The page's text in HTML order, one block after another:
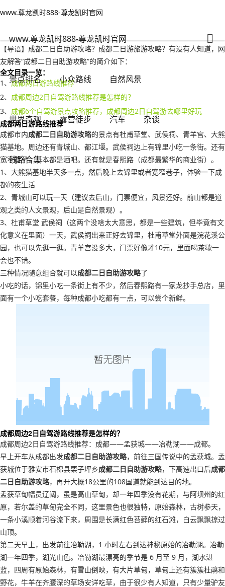
www.尊龙凯时888-尊龙凯时官网
www.尊龙凯时888-尊龙凯时官网
景点排名 小众路线 自然风景
世界奇观 露营徒步 汽车 杂谈
线路合集
www.尊龙凯时888-尊龙凯时官网
成都二日自助游攻略？成都二日游旅游攻略-www.尊龙凯时888
【导语】成都二日自助游攻略？成都二日游旅游攻略？有没有人知道，网
友解答“成都二日自助游攻略”的简介如下：
全文目录一览：
1、成都两日游路线推荐
2、 成都周边2日自驾游路线推荐是怎样的？
3、 成都6个自驾游景点攻略推荐，成都周边2日自驾游去哪里好玩
成都两日游路线推荐
成都市内成都二日自助游攻略的景点有杜甫草堂、武侯祠、青羊宫、大熊
猫基地。周边还有青城山、都江堰。武侯祠边上有锦里小吃一条街。还有
宽窄巷子，基本都是酒吧。还有就是春熙路（成都最繁华的商业街）。
1、大熊猫基地半天多一点，然后晚上去锦里或者宽窄巷子，体验一下成
都的夜生活
2、青城山可以玩一天（建议去后山，门票便宜，风景还好。前山都是道
观之类的人文景观，后山是自然景观）。
3、杜甫草堂 武侯祠（这两个没啥太大意思，都是一些建筑，但毕竟有文
化意义在里面）一天，武侯祠出来正好去锦里，杜甫草堂外面是浣花溪公
园，也可以先逛一逛。青羊宫没多大，门票好像才10元，里面喝茶歇一
会也不错。
三种情况随意组合就可以成都二日自助游攻略了
小吃的话，锦里小吃一条街上有不少，然后春熙路有一家龙抄手总店，里
面有一个小吃套餐，每种成都小吃都有一点，可以尝个新鲜。
成都周边2日自驾游路线推荐是怎样的？
成都周边2日自驾游路线推荐：成都——孟获城——冶勒湖——成都。
早上开车从成都出发成都二日自助游攻略，前往三国传说中的孟获城。孟
获城位于雅安市石棉县栗子坪乡成都二日自助游攻略，下高速出口后成都
二日自助游攻略，再开大概18公里的108国道就能到达目的地。
孟获草甸幅员辽阔，虽是高山草甸，却一年四季没有花期，与阿坝州的红
原，若尔盖的草甸完全不同，这里景色也很独特，原始森林，古树参天，
一条小溪顺着河谷流下来，周围是长满红色苔藓的红石滩，白云飘飘掠过
山顶。
第二天早上，出发前往冶勒湖，1 小时左右到达神秘原始的冶勒湖。冶勒
湖一年四季，湖光山色。冶勒湖最漂亮的季节是 6 月至 9 月，湖水湛
蓝，四周有原始森林，有雪山倒映，有大片草甸，草甸上还有簇簇杜鹃和
野花，牛羊在齐腰深的草场安详吃草，由于很少有人知道，只有少量驴友